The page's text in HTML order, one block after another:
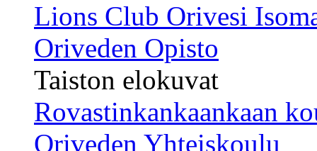
Lions Club Orivesi
Oriveden Opisto
Taiston elokuvat
Rovastinkankaankaan
Oriveden Yhteiskoulu